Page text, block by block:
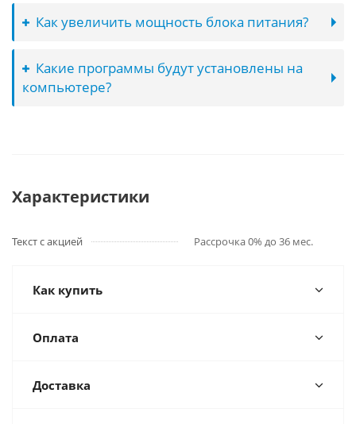
Как увеличить мощность блока питания?
Какие программы будут установлены на
компьютере?
Характеристики
Текст с акцией Рассрочка 0% до 36 мес.
Как купить
Оплата
Доставка